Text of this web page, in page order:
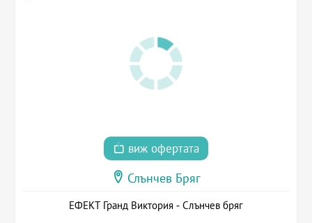
виж офертата
Слънчев Бряг
ЕФЕКТ Гранд Виктория - Слънчев бряг